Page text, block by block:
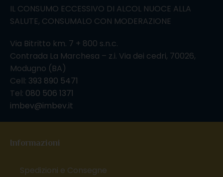
IL CONSUMO ECCESSIVO DI ALCOL NUOCE ALLA
SALUTE, CONSUMALO CON MODERAZIONE
Via Bitritto km. 7 + 800 s.n.c.
Contrada La Marchesa – z.i. Via dei cedri, 70026,
Modugno (BA)
Cell: 393 890 5471
Tel: 080 506 1371
imbev@imbev.it
Informazioni
Spedizioni e Consegne